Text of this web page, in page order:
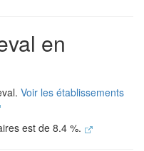
en
Voir les établissements
est de 8.4 %.